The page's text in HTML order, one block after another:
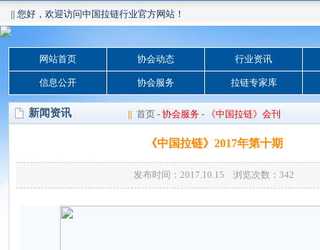
|| 您好，欢迎访问中国拉链行业官方网站！
网站首页 协会动态 行业资讯
信息公开 协会服务 拉链专家库
新闻资讯 || 首页- 协会服务- 《中国拉链》会刊
《中国拉链》2017年第十期
发布时间：2017.10.15 浏览次数：342